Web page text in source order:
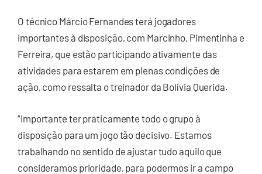
O técnico Márcio Fernandes terá jogadores
importantes à disposição, com Marcinho, Pimentinha e
Ferreira, que estão participando ativamente das
atividades para estarem em plenas condições de
ação, como ressalta o treinador da Bolívia Querida.
“Importante ter praticamente todo o grupo à
disposição para um jogo tão decisivo. Estamos
trabalhando no sentido de ajustar tudo aquilo que
consideramos prioridade, para podermos ir a campo